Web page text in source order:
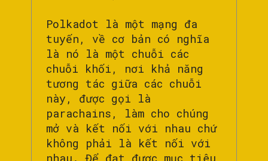
Polkadot là một mạng đa
tuyến, về cơ bản có nghĩa
là nó là một chuỗi các
chuỗi khối, nơi khả năng
tương tác giữa các chuỗi
này, được gọi là
parachains, làm cho chúng
mở và kết nối với nhau chứ
không phải là kết nối với
nhau. Để đạt được mục tiêu